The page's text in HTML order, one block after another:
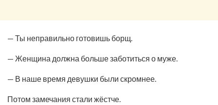
— Ты неправильно готовишь борщ.
— Женщина должна больше заботиться о муже.
— В наше время девушки были скромнее.
Потом замечания стали жёстче.